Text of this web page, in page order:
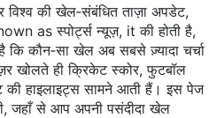
विश्व की खेल‑संबंधित ताज़ा अपडेट,
asस्पोर्ट्स न्यूज़, it की होती है,
कौन‑सा खेल अब सबसे ज़्यादा चर्चा
खोलते ही क्रिकेट स्कोर, फुटबॉल
की हाइलाइट्स सामने आती हैं। इस पेज
जहाँ से आप अपनी पसंदीदा खेल